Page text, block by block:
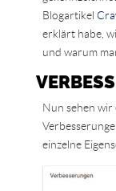
Blogartikel
erklärt habe,
und warum
Nun sehen wir
einzelne